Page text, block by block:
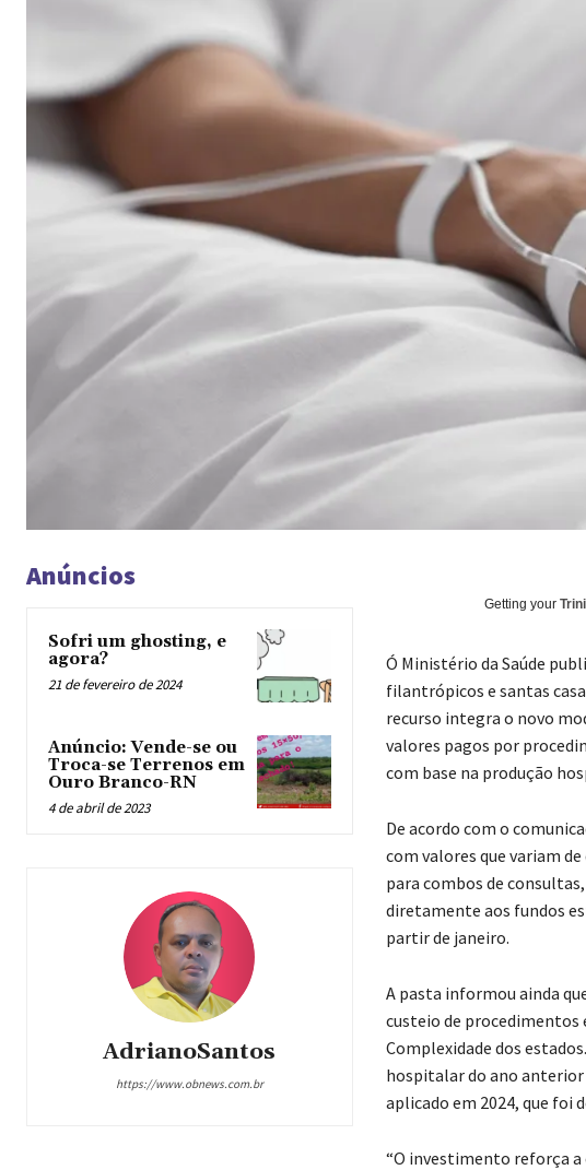
Anúncios
Sofri um ghosting, e
agora?
21 de fevereiro de 2024
Anúncio: Vende-se ou
Troca-se Terrenos em
Ouro Branco-RN
4 de abril de 2023
AdrianoSantos
https://www.obnews.com.br
Getting your
Ó Ministério da Saúde
filantrópicos e santas
recurso integra o novo
valores pagos por
com base na produção
De acordo com o
com valores que variam
para combos de
diretamente aos fundos
partir de janeiro.
A pasta informou ainda
custeio de procedimentos
Complexidade dos
hospitalar do ano anterior
aplicado em 2024, que foi
“O investimento reforça